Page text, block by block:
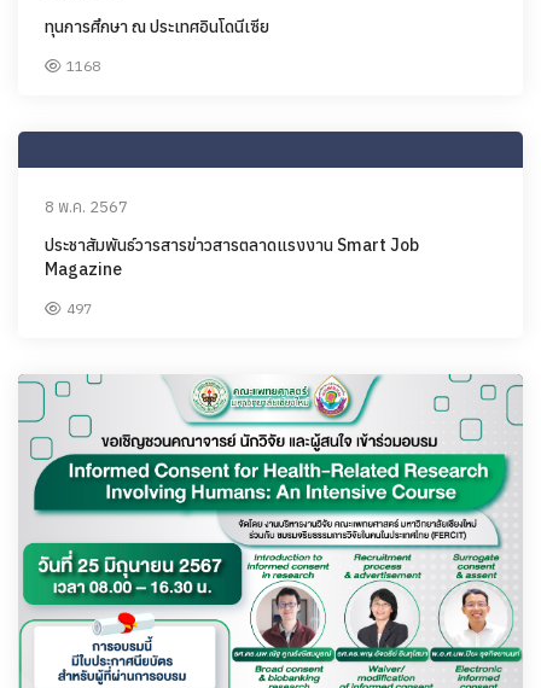
ทุนการศึกษา ณ ประเทศอินโดนีเซีย
1168
8 พ.ค. 2567
ประชาสัมพันธ์วารสารข่าวสารตลาดแรงงาน Smart Job
Magazine
497